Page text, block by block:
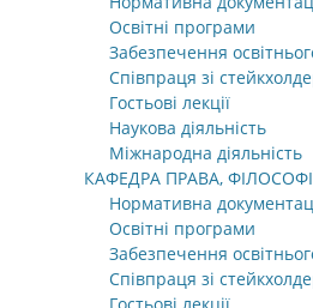
Освітні програми
Забезпечення
Співпраця зі
Гостьові лекції
Наукова діяльність
Міжнародна діяльність
КАФЕДРА ПРАВА,
Нормативна
Освітні програми
Забезпечення
Співпраця зі